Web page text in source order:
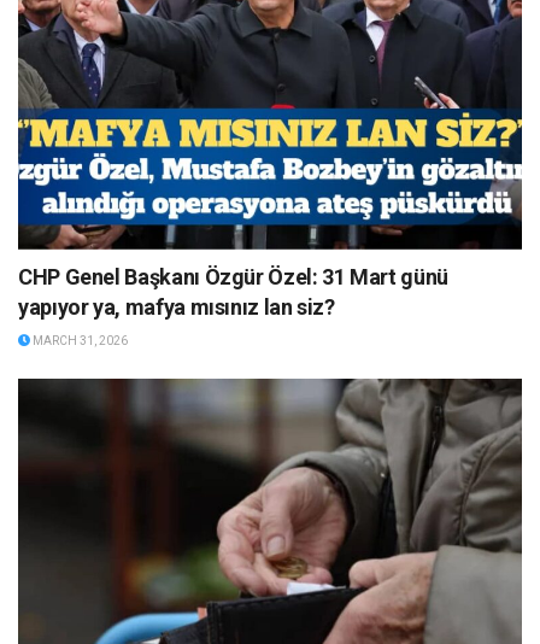
CHP Genel Başkanı Özgür Özel: 31 Mart günü
yapıyor ya, mafya mısınız lan siz?
MARCH 31, 2026